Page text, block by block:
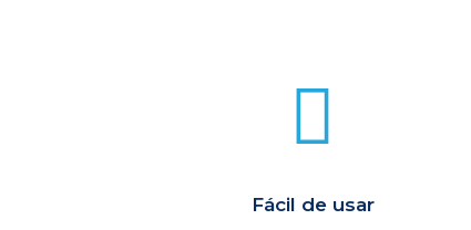
Fácil de usar